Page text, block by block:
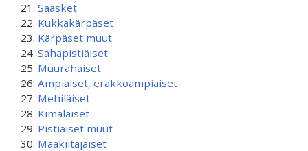
Sääsket
Kukkakärpäset
Kärpäset muut
Sahapistiäiset
Muurahaiset
Ampiaiset, erakkoampiaiset
Mehiläiset
Kimalaiset
Pistiäiset muut
Maakiitäjäiset